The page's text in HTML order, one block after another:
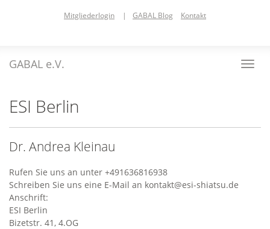
Mitgliederlogin | GABAL Blog Kontakt
GABAL e.V.
ESI Berlin
Dr. Andrea Kleinau
Rufen Sie uns an unter +491636816938
Schreiben Sie uns eine E-Mail an kontakt@esi-shiatsu.de
Anschrift:
ESI Berlin
Bizetstr. 41, 4.OG